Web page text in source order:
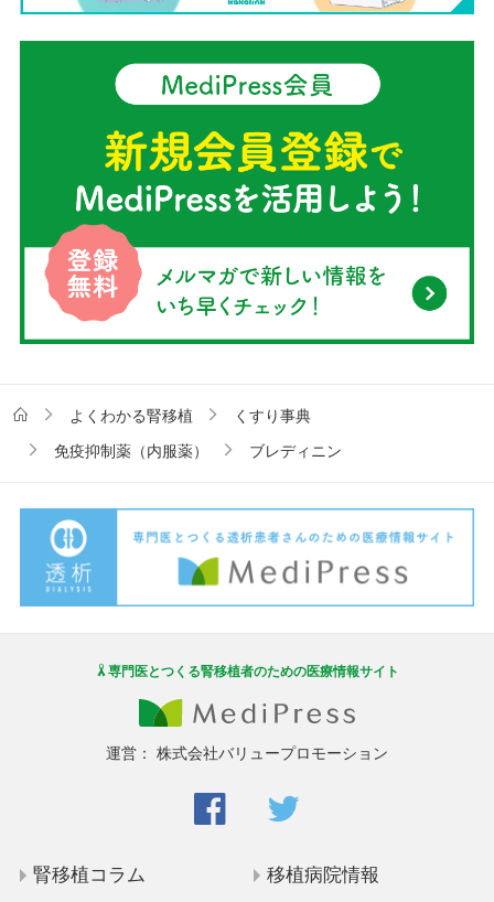
よくわかる腎移植
くすり事典
免疫抑制薬（内服薬）
ブレディニン
専門医とつくる腎移植者のための医療情報サイト
運営： 株式会社バリュープロモーション
腎移植コラム 移植病院情報